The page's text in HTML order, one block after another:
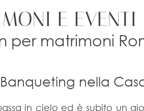
E
per matrimoni
nella
in cielo ed è subito un